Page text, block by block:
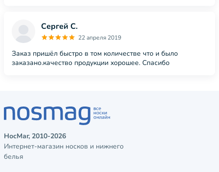
Сергей С.
22 апреля 2019
Заказ пришёл быстро в том количестве что и было
заказано.качество продукции хорошее. Спасибо
НосМаг, 2010-2026
Интернет-магазин носков и нижнего
белья